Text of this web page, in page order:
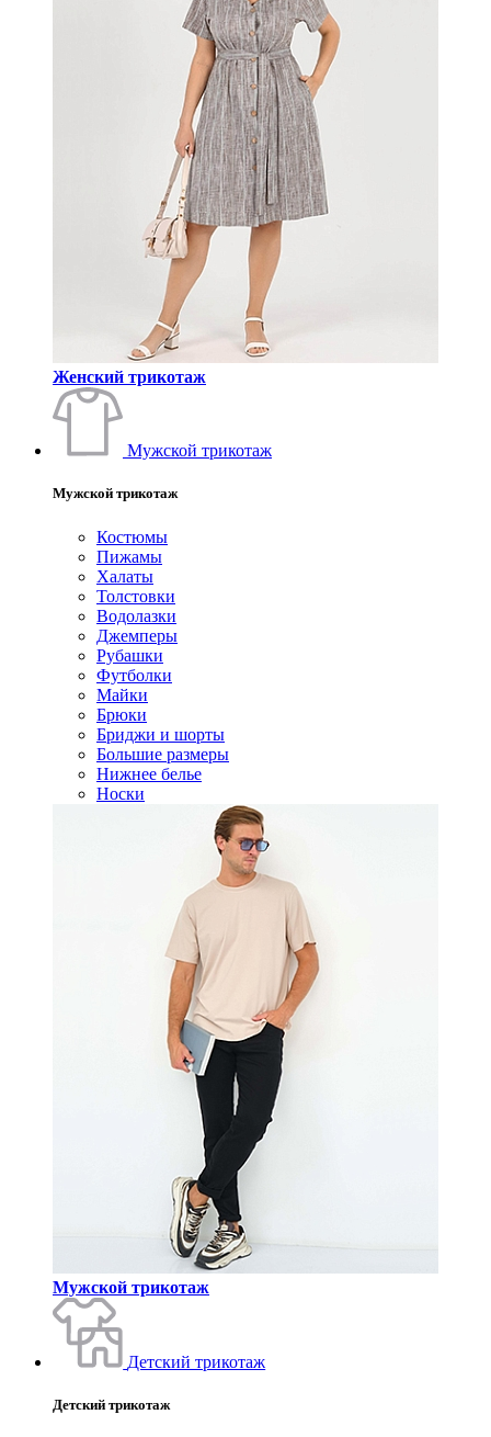
Женский трикотаж
Мужской трикотаж
Мужской трикотаж
Костюмы
Пижамы
Халаты
Толстовки
Водолазки
Джемперы
Рубашки
Футболки
Майки
Брюки
Бриджи и шорты
Большие размеры
Нижнее белье
Носки
Мужской трикотаж
Детский трикотаж
Детский трикотаж